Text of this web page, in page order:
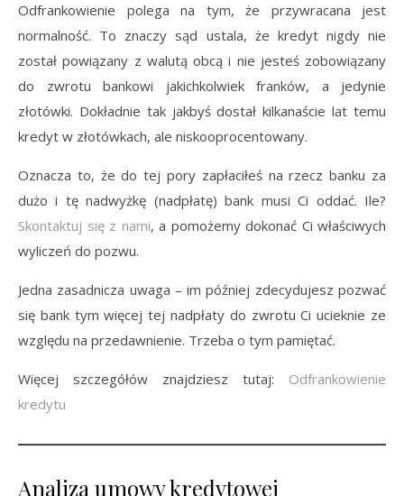
Odfrankowienie polega na tym, że przywracana jest
normalność. To znaczy sąd ustala, że kredyt nigdy nie
został powiązany z walutą obcą i nie jesteś zobowiązany
do zwrotu bankowi jakichkolwiek franków, a jedynie
złotówki. Dokładnie tak jakbyś dostał kilkanaście lat temu
kredyt w złotówkach, ale niskooprocentowany.
Oznacza to, że do tej pory zapłaciłeś na rzecz banku za
dużo i tę nadwyżkę (nadpłatę) bank musi Ci oddać. Ile?
Skontaktuj się z nami, a pomożemy dokonać Ci właściwych
wyliczeń do pozwu.
Jedna zasadnicza uwaga – im później zdecydujesz pozwać
się bank tym więcej tej nadpłaty do zwrotu Ci ucieknie ze
względu na przedawnienie. Trzeba o tym pamiętać.
Więcej szczegółów znajdziesz tutaj: Odfrankowienie
kredytu
Analiza umowy kredytowej